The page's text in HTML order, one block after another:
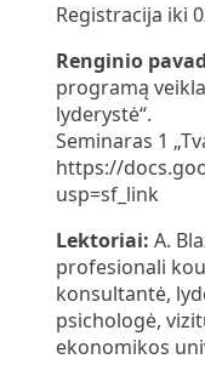
Registracija iki
Renginio
programą
lyderystė“.
Seminaras 1
https://
usp=sf_link
Lektoriai: A.
profesionali
konsultantė,
psichologė,
ekonomikos